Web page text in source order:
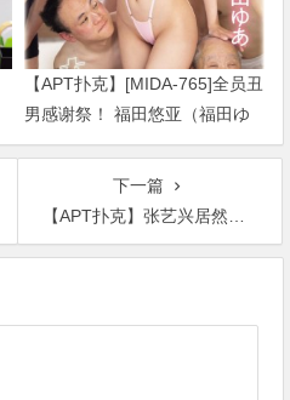
【APT扑克】[MIDA-765]全员丑
男感谢祭！ 福田悠亚（福田ゆ
あ）解禁大乱交！
下一篇
【APT扑克】张艺兴居然退出了《极限挑战》，节目组晒出大合照让人心疼不已